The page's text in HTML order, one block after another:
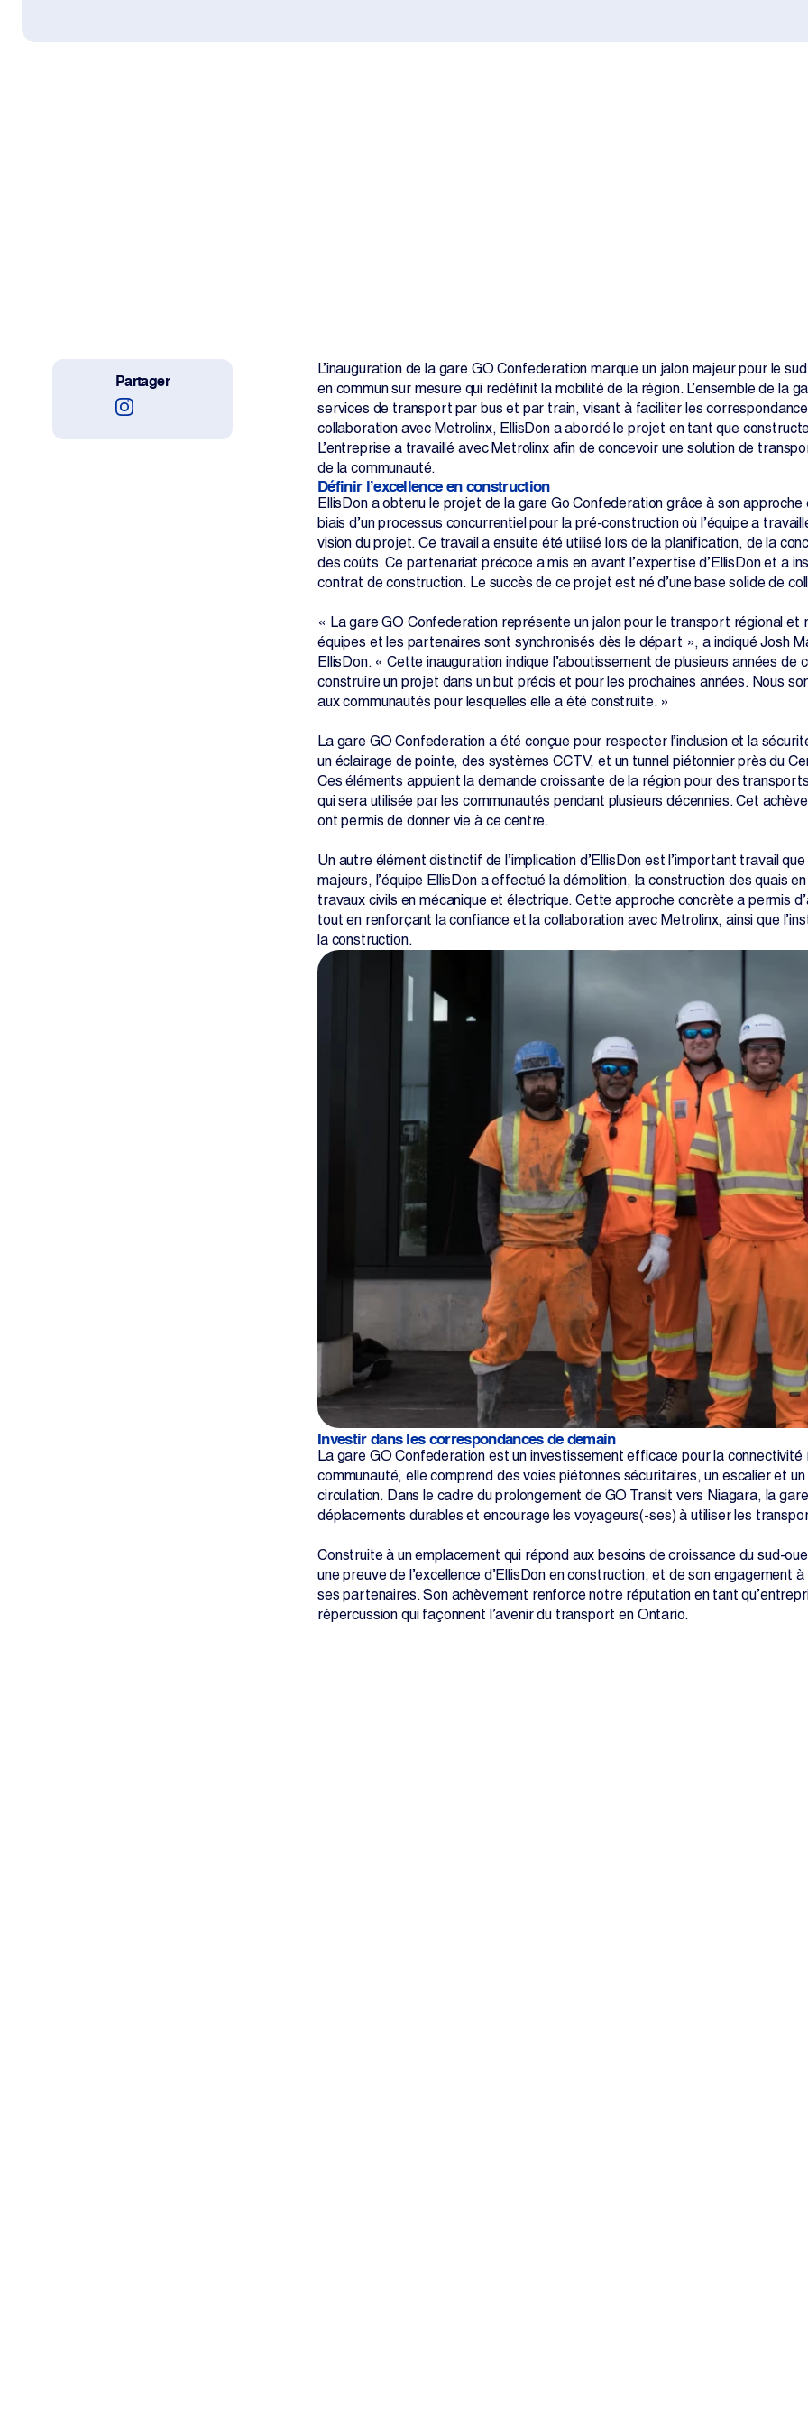
L’inauguration de la gare GO Confederation marque un jalon majeur pour le
en commun sur mesure qui redéfinit la mobilité de la région. L’ensemble de la
services de transport par bus et par train, visant à faciliter les
collaboration avec Metrolinx, EllisDon a abordé le projet en tant que
L’entreprise a travaillé avec Metrolinx afin de concevoir une solution de
de la communauté.
Définir l’excellence en construction
EllisDon a obtenu le projet de la gare Go Confederation grâce à son
biais d’un processus concurrentiel pour la pré-construction où l’équipe a
vision du projet. Ce travail a ensuite été utilisé lors de la planification, de la
des coûts. Ce partenariat précoce a mis en avant l’expertise d’EllisDon et a
contrat de construction. Le succès de ce projet est né d’une base solide de
« La gare GO Confederation représente un jalon pour le transport régional et
équipes et les partenaires sont synchronisés dès le départ », a indiqué Josh
EllisDon. « Cette inauguration indique l’aboutissement de plusieurs années
construire un projet dans un but précis et pour les prochaines années. Nous
aux communautés pour lesquelles elle a été construite. »
La gare GO Confederation a été conçue pour respecter l’inclusion et la
un éclairage de pointe, des systèmes CCTV, et un tunnel piétonnier près du
Ces éléments appuient la demande croissante de la région pour des
qui sera utilisée par les communautés pendant plusieurs décennies. Cet
ont permis de donner vie à ce centre.
Un autre élément distinctif de l’implication d’EllisDon est l’important travail
majeurs, l’équipe EllisDon a effectué la démolition, la construction des quais
travaux civils en mécanique et électrique. Cette approche concrète a permis
tout en renforçant la confiance et la collaboration avec Metrolinx, ainsi que
la construction.
Investir dans les correspondances de demain
La gare GO Confederation est un investissement efficace pour la
communauté, elle comprend des voies piétonnes sécuritaires, un escalier et
circulation. Dans le cadre du prolongement de GO Transit vers Niagara, la
déplacements durables et encourage les voyageurs(-ses) à utiliser les
Construite à un emplacement qui répond aux besoins de croissance du sud-
une preuve de l’excellence d’EllisDon en construction, et de son
ses partenaires. Son achèvement renforce notre réputation en tant
répercussion qui façonnent l’avenir du transport en Ontario.
Partager